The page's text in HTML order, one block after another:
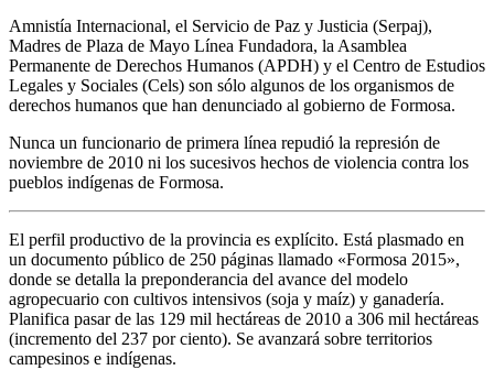
Amnistía Internacional, el Servicio de Paz y Justicia (Serpaj),
Madres de Plaza de Mayo Línea Fundadora, la Asamblea
Permanente de Derechos Humanos (APDH) y el Centro de Estudios
Legales y Sociales (Cels) son sólo algunos de los organismos de
derechos humanos que han denunciado al gobierno de Formosa.
Nunca un funcionario de primera línea repudió la represión de
noviembre de 2010 ni los sucesivos hechos de violencia contra los
pueblos indígenas de Formosa.
El perfil productivo de la provincia es explícito. Está plasmado en
un documento público de 250 páginas llamado «Formosa 2015»,
donde se detalla la preponderancia del avance del modelo
agropecuario con cultivos intensivos (soja y maíz) y ganadería.
Planifica pasar de las 129 mil hectáreas de 2010 a 306 mil hectáreas
(incremento del 237 por ciento). Se avanzará sobre territorios
campesinos e indígenas.